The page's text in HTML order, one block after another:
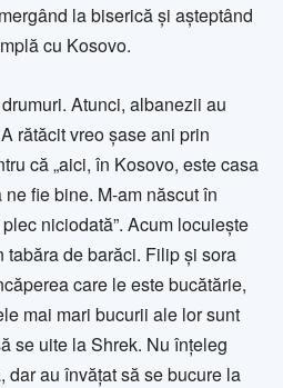
la biserică şi aşteptând
cu Kosovo.
Atunci, albanezii au
rătăcit vreo şase ani prin
că „aici, în Kosovo, este casa
fie bine. M-am născut în
niciodată”. Acum locuieşte
de barăci. Filip şi sora
care le este bucătărie,
mai mari bucurii ale lor sunt
se uite la Shrek. Nu înţeleg
dar au învăţat să se bucure la